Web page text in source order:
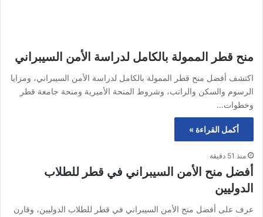
منح قطر الممولة بالكامل لدراسة الأمن السيبراني
اكتشف أفضل منح قطر الممولة بالكامل لدراسة الأمن السيبراني، ومزايا
الرسوم والسكن والراتب، وشروط المنحة الأميرية ومنحة جامعة قطر
وخطوات…
أكمل القراءة »
منذ 51 دقيقة
أفضل منح الأمن السيبراني في قطر للطلاب
الدوليين
عرف على أفضل منح الأمن السيبراني في قطر للطلاب الدوليين، وقارن